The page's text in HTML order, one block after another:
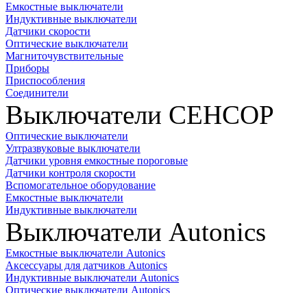
Емкостные выключатели
Индуктивные выключатели
Датчики скорости
Оптические выключатели
Магниточувствительные
Приборы
Приспособления
Соединители
Выключатели СЕНСОР
Оптические выключатели
Ултразвуковые выключатели
Датчики уровня емкостные пороговые
Датчики контроля скорости
Вспомогательное оборудование
Емкостные выключатели
Индуктивные выключатели
Выключатели Autonics
Емкостные выключатели Autonics
Аксессуары для датчиков Autonics
Индуктивные выключатели Autonics
Оптические выключатели Autonics